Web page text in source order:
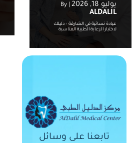
يوليو 18, 2026 By
ALDALIL
عيادة نسائية في الشارقة – دليلك
لاختيار الرعاية الطبية المناسبة
تابعنا على وسائل